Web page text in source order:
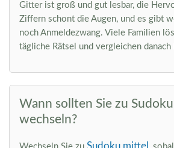
Gitter ist groß und gut lesbar, die
Ziffern schont die Augen, und es gibt
noch Anmeldezwang. Viele Familien
tägliche Rätsel und vergleichen
Wann sollten Sie zu
wechseln?
Sudoku mittel